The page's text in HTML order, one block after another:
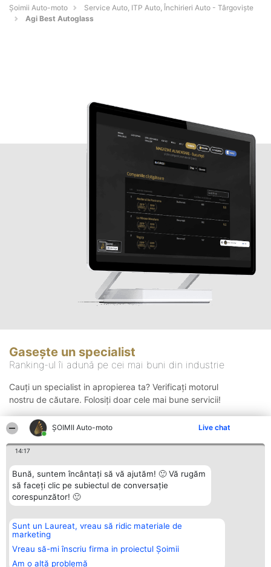
ȘOIMII Auto-moto Live chat
14:17
Bună, suntem încântați să vă ajutăm! 🙂 Vă rugăm
să faceți clic pe subiectul de conversație
corespunzător! 🙂
Sunt un Laureat, vreau să ridic materiale de
marketing
Vreau să-mi înscriu firma in proiectul Șoimii
Am o altă problemă
Șoimii Auto-moto
Service Auto, ITP Auto, Închirieri Auto - Târgovişte
Agi Best Autoglass
Gasește un specialist
Ranking-ul îi adună pe cei mai buni din industrie
Cauți un specialist in apropierea ta? Verificați motorul
nostru de căutare. Folosiți doar cele mai bune servicii!
Organizator Ranking
BRIGHT SOLUTIONS BR SRL
Aleea Timisul De Sus 2 Bl. A30
Sc. A Et. 4 Ap. 13 Cod 061952
București
Plebiscyt
Lista Tuturor
Laureaților
Contact